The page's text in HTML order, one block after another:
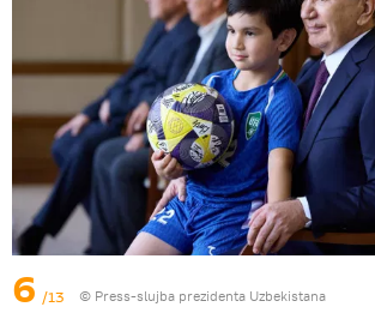
6 /13 © Press-slujba prezidenta Uzbekistana